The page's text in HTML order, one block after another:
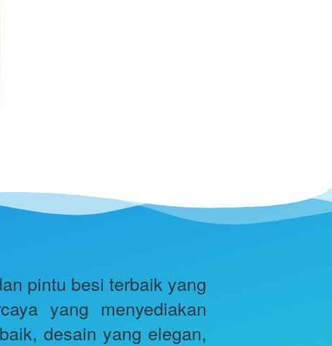
pintu besi terbaik yang
yang menyediakan
desain yang elegan,